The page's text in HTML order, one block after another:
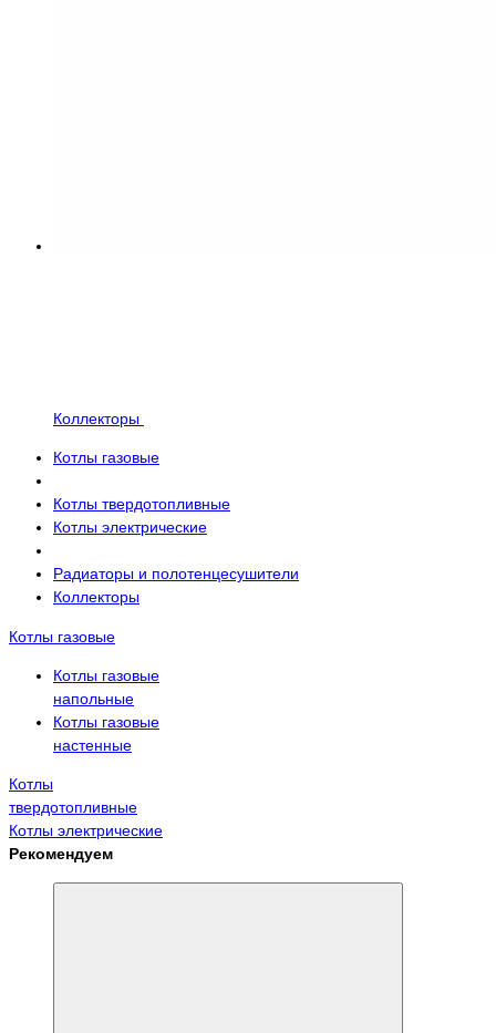
Коллекторы
Котлы газовые
Котлы твердотопливные
Котлы электрические
Радиаторы и полотенцесушители
Коллекторы
Котлы газовые
Котлы газовые
напольные
Котлы газовые
настенные
Котлы
твердотопливные
Котлы электрические
Рекомендуем